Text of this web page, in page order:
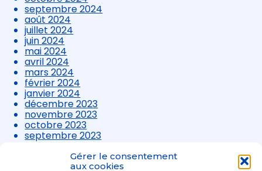
Gérer le consentement
aux cookies
septembre 2024
août 2024
juillet 2024
juin 2024
mai 2024
avril 2024
mars 2024
février 2024
janvier 2024
décembre 2023
novembre 2023
octobre 2023
septembre 2023
août 2023
juillet 2023